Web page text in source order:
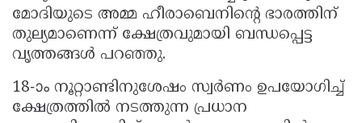
മോദിയുടെ അമ്മ ഹീരാബെനിന്റെ ഭാരത്തിന്
തുല്യമാണെന്ന് ക്ഷേത്രവുമായി ബന്ധപ്പെട്ട
വൃത്തങ്ങള്‍ പറഞ്ഞു.
18-ാം നൂറ്റാണ്ടിനുശേഷം സ്വര്‍ണം ഉപയോഗിച്ച്
ക്ഷേത്രത്തില്‍ നടത്തുന്ന പ്രധാന